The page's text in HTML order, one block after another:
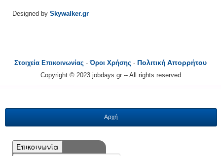
Designed by Skywalker.gr
Στοιχεία Επικοινωνίας -Όροι Χρήσης - Πολιτική Απορρήτου
Copyright © 2023 jobdays.gr -- All rights reserved
Αρχή